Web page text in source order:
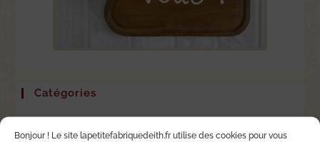
Bonjour ! Le site lapetitefabriquedeith.fr utilise des cookies pour vous
Catégories